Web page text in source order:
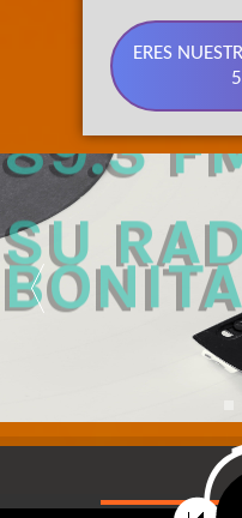
ERES
89.3
SU